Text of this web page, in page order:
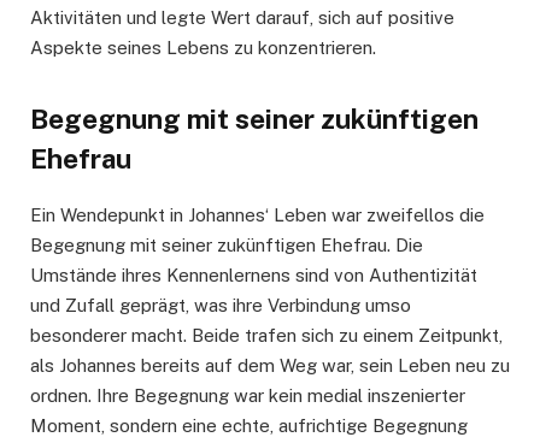
Aktivitäten und legte Wert darauf, sich auf positive
Aspekte seines Lebens zu konzentrieren.
Begegnung mit seiner zukünftigen
Ehefrau
Ein Wendepunkt in Johannes‘ Leben war zweifellos die
Begegnung mit seiner zukünftigen Ehefrau. Die
Umstände ihres Kennenlernens sind von Authentizität
und Zufall geprägt, was ihre Verbindung umso
besonderer macht. Beide trafen sich zu einem Zeitpunkt,
als Johannes bereits auf dem Weg war, sein Leben neu zu
ordnen. Ihre Begegnung war kein medial inszenierter
Moment, sondern eine echte, aufrichtige Begegnung